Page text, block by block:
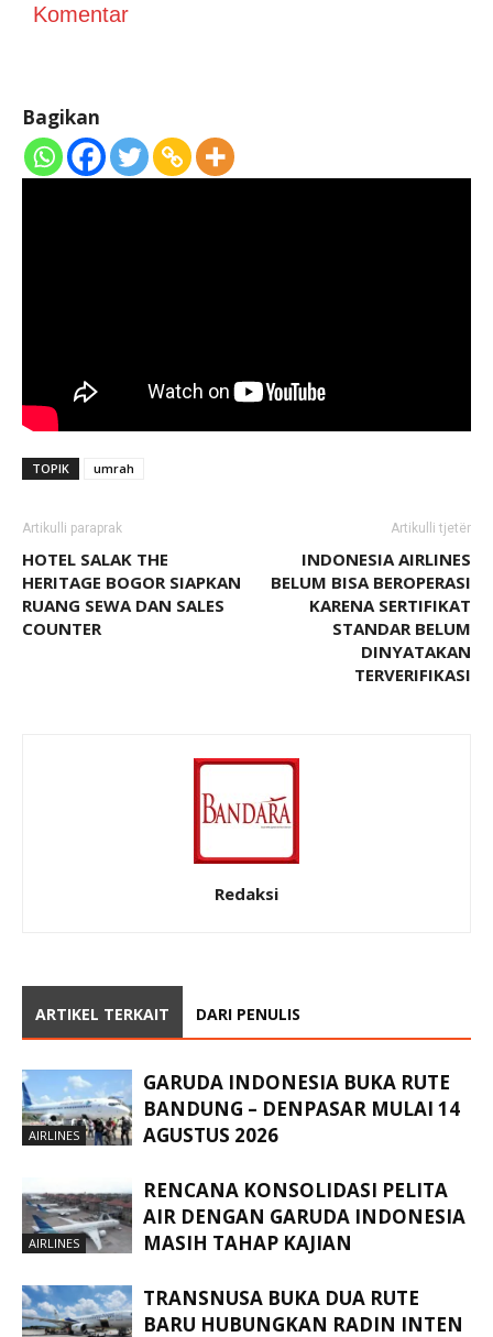
Komentar
Bagikan
TOPIK umrah
Artikulli paraprak
HOTEL SALAK THE
HERITAGE BOGOR SIAPKAN
RUANG SEWA DAN SALES
COUNTER
Artikulli tjetër
INDONESIA AIRLINES
BELUM BISA BEROPERASI
KARENA SERTIFIKAT
STANDAR BELUM
DINYATAKAN
TERVERIFIKASI
Redaksi
ARTIKEL TERKAIT DARI PENULIS
AIRLINES
GARUDA INDONESIA BUKA RUTE
BANDUNG – DENPASAR MULAI 14
AGUSTUS 2026
AIRLINES
RENCANA KONSOLIDASI PELITA
AIR DENGAN GARUDA INDONESIA
MASIH TAHAP KAJIAN
TRANSNUSA BUKA DUA RUTE
BARU HUBUNGKAN RADIN INTEN